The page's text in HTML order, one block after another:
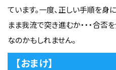
ています。一度、正しい手順を身
まま我流で突き進むか・・・合
なのかもしれません。
【おまけ】